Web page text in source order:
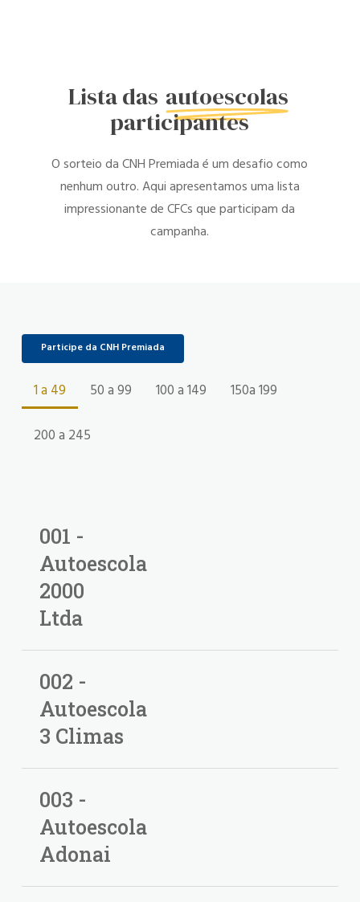
Lista das autoescolas
participantes
O sorteio da CNH Premiada é um desafio como
nenhum outro. Aqui apresentamos uma lista
impressionante de CFCs que participam da
campanha.
1 a 49 50 a 99 100 a 149
150a 199
200 a 245
Participe da CNH Premiada
001 -
Autoescola
2000
Ltda
002 -
Autoescola
3 Climas
003 -
Autoescola
Adonai